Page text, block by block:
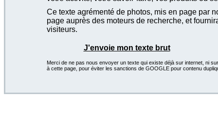
Ce texte agrémenté de photos, mis en page par
page auprès des moteurs de recherche, et
visiteurs.
J'envoie mon texte brut
Merci de ne pas nous envoyer un texte qui existe déjà sur internet, ni
à cette page, pour éviter les sanctions de GOOGLE pour contenu